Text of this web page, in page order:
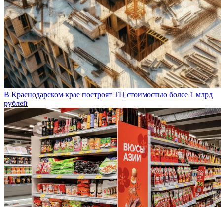
В Краснодарском крае построят ТЦ стоимостью более 1 млрд
рублей